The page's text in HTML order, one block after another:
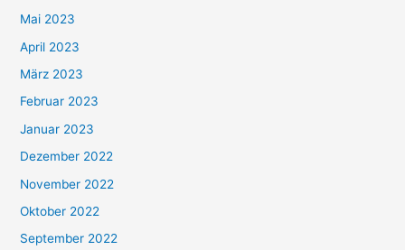
Mai 2023
April 2023
März 2023
Februar 2023
Januar 2023
Dezember 2022
November 2022
Oktober 2022
September 2022